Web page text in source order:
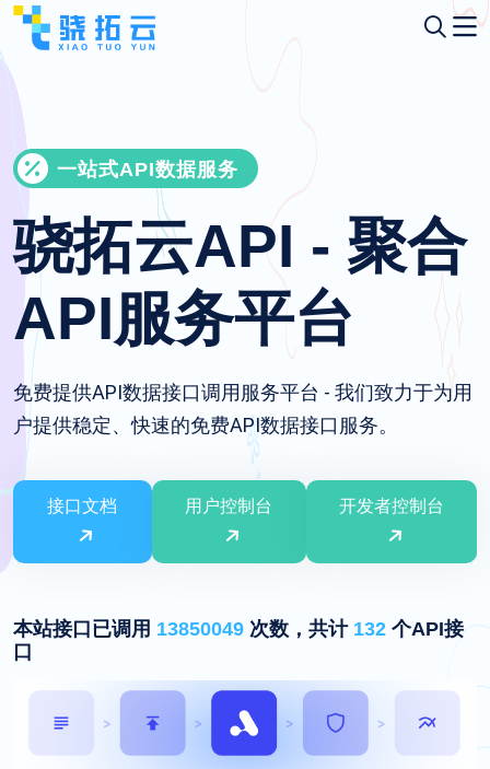
一站式API数据服务
骁拓云API - 聚合
API服务平台
免费提供API数据接口调用服务平台 - 我们致力于为用
户提供稳定、快速的免费API数据接口服务。
接口文档 用户控制台 开发者控制台
本站接口已调用 13850049 次数，共计 132 个API接
口